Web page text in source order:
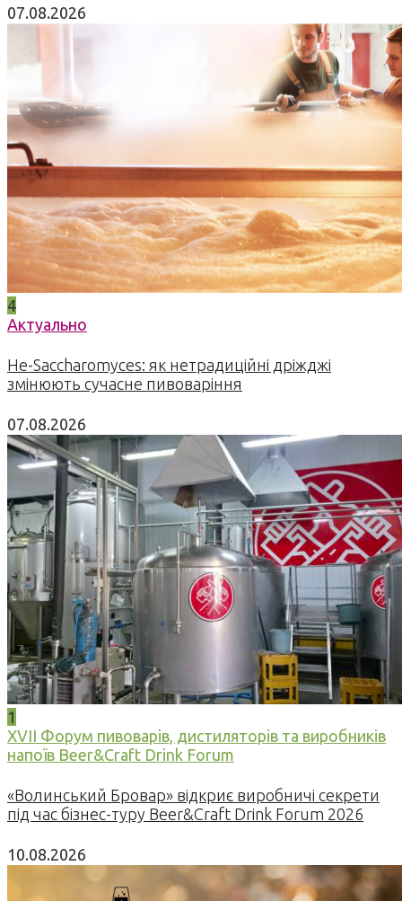
07.08.2026
4
Актуально
Не-Saccharomyces: як нетрадиційні дріжджі
змінюють сучасне пивоваріння
07.08.2026
1
XVII Форум пивоварів, дистиляторів та виробників
напоїв Beer&Craft Drink Forum
«Волинський Бровар» відкриє виробничі секрети
під час бізнес-туру Beer&Craft Drink Forum 2026
10.08.2026